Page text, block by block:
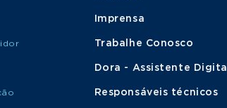
Imprensa
Trabalhe Conosco
Dora - Assistente Digital
Responsáveis técnicos